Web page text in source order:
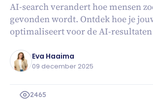
AI-search verandert hoe mensen
gevonden wordt. Ontdek hoe je
optimaliseert voor de AI-
Eva Haaima
09 december 2025
2465